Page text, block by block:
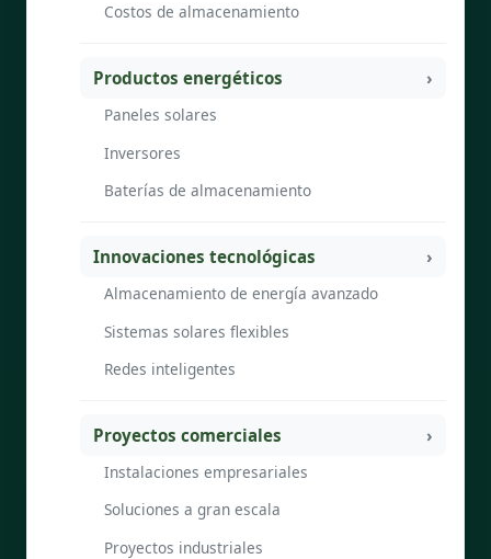
Costos de almacenamiento
Productos energéticos
Paneles solares
Inversores
Baterías de almacenamiento
Innovaciones tecnológicas
Almacenamiento de energía avanzado
Sistemas solares flexibles
Redes inteligentes
Proyectos comerciales
Instalaciones empresariales
Soluciones a gran escala
Proyectos industriales